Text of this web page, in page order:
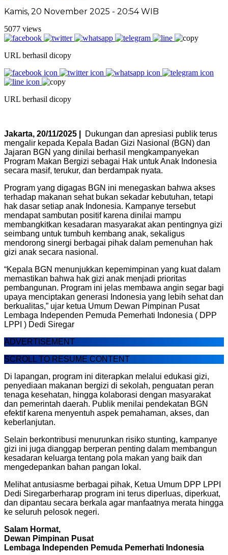
Kamis, 20 November 2025 - 20:54 WIB
5077 views
URL berhasil dicopy
URL berhasil dicopy
Jakarta, 20/11/2025 |
Dukungan dan apresiasi publik terus
mengalir kepada Kepala Badan Gizi Nasional (BGN) dan
Jajaran BGN yang dinilai berhasil mengkampanyekan
Program Makan Bergizi sebagai Hak untuk Anak Indonesia
secara masif, terukur, dan berdampak nyata.
Program yang digagas BGN ini menegaskan bahwa akses
terhadap makanan sehat bukan sekadar kebutuhan, tetapi
hak dasar setiap anak Indonesia. Kampanye tersebut
mendapat sambutan positif karena dinilai mampu
membangkitkan kesadaran masyarakat akan pentingnya gizi
seimbang untuk tumbuh kembang anak, sekaligus
mendorong sinergi berbagai pihak dalam pemenuhan hak
gizi anak secara nasional.
“Kepala BGN menunjukkan kepemimpinan yang kuat dalam
memastikan bahwa hak gizi anak menjadi prioritas
pembangunan. Program ini jelas membawa angin segar bagi
upaya menciptakan generasi Indonesia yang lebih sehat dan
berkualitas,” ujar ketua Umum Dewan Pimpinan Pusat
Lembaga Independen Pemuda Pemerhati Indonesia ( DPP
LPPI ) Dedi Siregar
ADVERTISEMENT
SCROLL TO RESUME CONTENT
Di lapangan, program ini diterapkan melalui edukasi gizi,
penyediaan makanan bergizi di sekolah, penguatan peran
tenaga kesehatan, hingga kolaborasi dengan masyarakat
dan pemerintah daerah. Publik menilai pendekatan BGN
efektif karena menyentuh aspek pemahaman, akses, dan
keberlanjutan.
Selain berkontribusi menurunkan risiko stunting, kampanye
gizi ini juga dianggap berperan penting dalam membangun
kesadaran keluarga tentang pola makan yang baik dan
mengedepankan bahan pangan lokal.
Melihat antusiasme berbagai pihak, Ketua Umum DPP LPPI
Dedi Siregarberharap program ini terus diperluas, diperkuat,
dan dipantau secara berkala agar manfaatnya merata hingga
ke seluruh pelosok negeri.
Salam Hormat,
Dewan Pimpinan Pusat
Lembaga Independen Pemuda Pemerhati Indonesia